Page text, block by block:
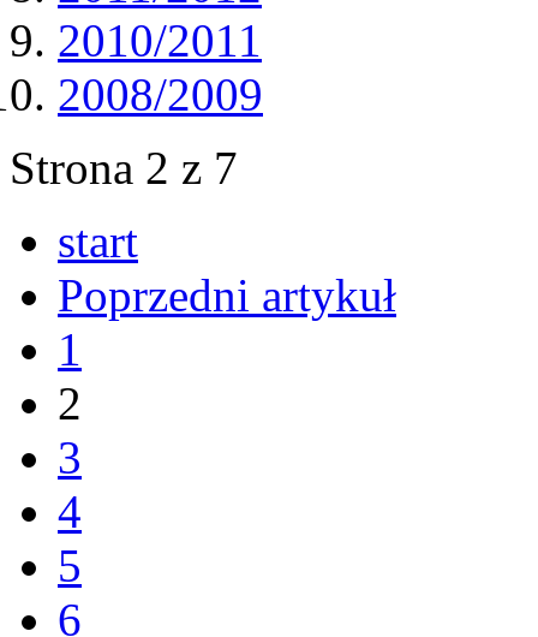
2010/2011
2008/2009
Strona 2 z 7
start
Poprzedni artykuł
1
2
3
4
5
6